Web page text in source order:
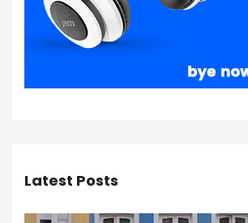
Latest Posts